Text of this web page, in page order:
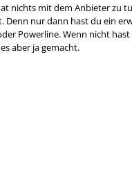
nichts mit dem Anbieter zu
nur dann hast du ein
Powerline. Wenn nicht
aber ja gemacht.